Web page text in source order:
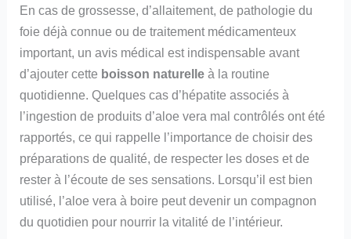
En cas de grossesse, d’allaitement, de pathologie du
foie déjà connue ou de traitement médicamenteux
important, un avis médical est indispensable avant
d’ajouter cette boisson naturelle à la routine
quotidienne. Quelques cas d’hépatite associés à
l’ingestion de produits d’aloe vera mal contrôlés ont été
rapportés, ce qui rappelle l’importance de choisir des
préparations de qualité, de respecter les doses et de
rester à l’écoute de ses sensations. Lorsqu’il est bien
utilisé, l’aloe vera à boire peut devenir un compagnon
du quotidien pour nourrir la vitalité de l’intérieur.